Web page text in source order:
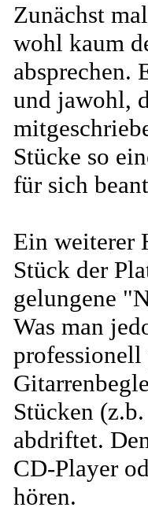
Zunächst
wohl kaum
absprechen.
und jawohl,
Stücke so
für sich
Ein weiterer
Stück der
gelungene
Was man
Stücken
abdriftet.
CD-Player
hören.